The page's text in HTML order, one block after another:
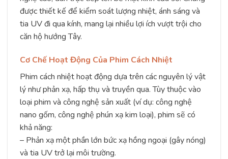
được thiết kế để kiểm soát lượng nhiệt, ánh sáng và
tia UV đi qua kính, mang lại nhiều lợi ích vượt trội cho
căn hộ hướng Tây.
Cơ Chế Hoạt Động Của Phim Cách Nhiệt
Phim cách nhiệt hoạt động dựa trên các nguyên lý vật
lý như phản xạ, hấp thụ và truyền qua. Tùy thuộc vào
loại phim và công nghệ sản xuất (ví dụ: công nghệ
nano gốm, công nghệ phún xạ kim loại), phim sẽ có
khả năng:
– Phản xạ một phần lớn bức xạ hồng ngoại (gây nóng)
và tia UV trở lại môi trường.